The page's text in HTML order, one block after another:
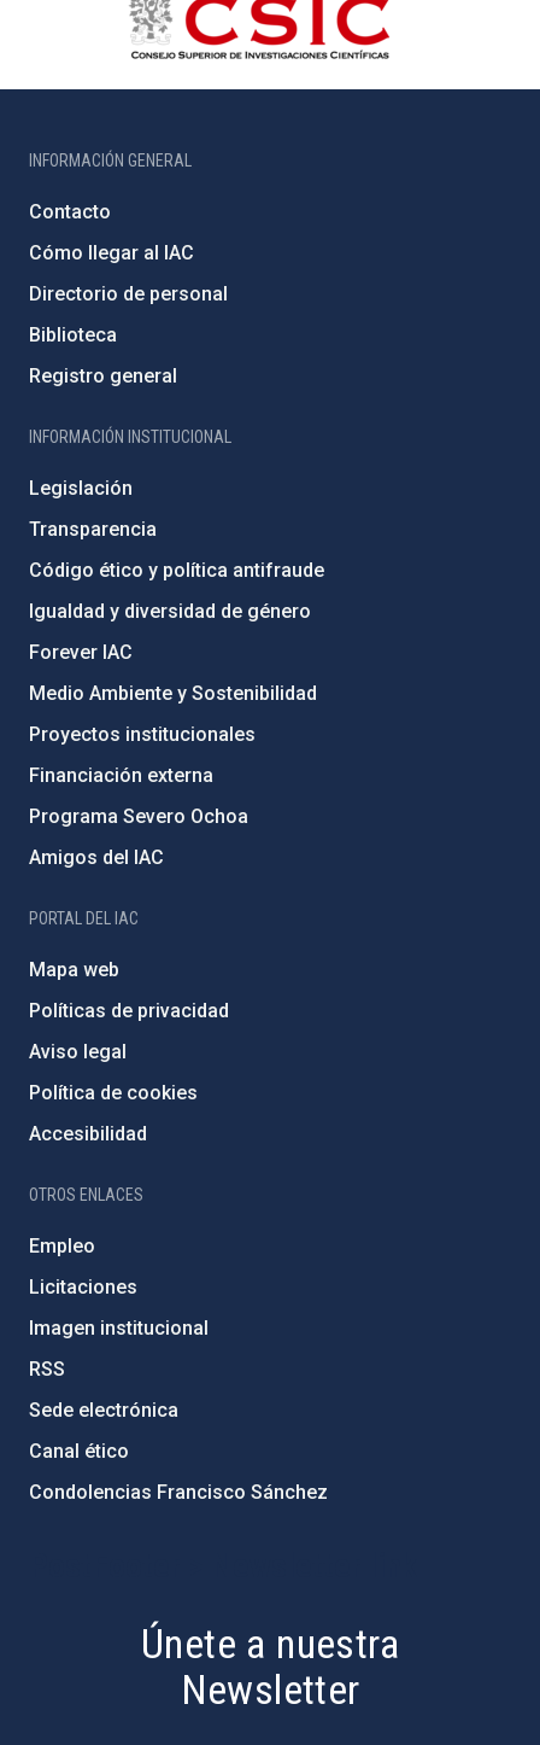
INFORMACIÓN GENERAL
Contacto
Cómo llegar al IAC
Directorio de personal
Biblioteca
Registro general
INFORMACIÓN INSTITUCIONAL
Legislación
Transparencia
Código ético y política antifraude
Igualdad y diversidad de género
Forever IAC
Medio Ambiente y Sostenibilidad
Proyectos institucionales
Financiación externa
Programa Severo Ochoa
Amigos del IAC
PORTAL DEL IAC
Mapa web
Políticas de privacidad
Aviso legal
Política de cookies
Accesibilidad
OTROS ENLACES
Empleo
Licitaciones
Imagen institucional
RSS
Sede electrónica
Canal ético
Condolencias Francisco Sánchez
Únete a nuestra
Newsletter